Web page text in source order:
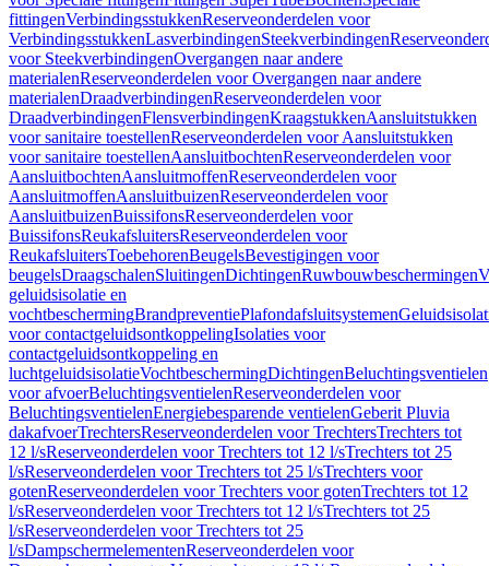
fittingenVerbindingsstukkenReserveonderdelen voor
VerbindingsstukkenLasverbindingenSteekverbindingen
voor SteekverbindingenOvergangen naar andere
materialenReserveonderdelen voor Overgangen naar andere
materialenDraadverbindingenReserveonderdelen voor
DraadverbindingenFlensverbindingenKraagstukkenAansluitstukken
voor sanitaire toestellenReserveonderdelen voor Aansluitstukken
voor sanitaire toestellenAansluitbochtenReserveonderdelen voor
AansluitbochtenAansluitmoffenReserveonderdelen voor
AansluitmoffenAansluitbuizenReserveonderdelen voor
AansluitbuizenBuissifonsReserveonderdelen voor
BuissifonsReukafsluitersReserveonderdelen voor
ReukafsluitersToebehorenBeugelsBevestigingen voor
beugelsDraagschalenSluitingenDichtingenRuwbouwbeschermingen
geluidsisolatie en
vochtbeschermingBrandpreventiePlafondafsluitsystemen
voor contactgeluidsontkoppelingIsolaties voor
contactgeluidsontkoppeling en
luchtgeluidsisolatieVochtbeschermingDichtingenBeluchtingsventielen
voor afvoerBeluchtingsventielenReserveonderdelen voor
BeluchtingsventielenEnergiebesparende ventielenGeberit Pluvia
dakafvoerTrechtersReserveonderdelen voor TrechtersTrechters tot
12 l/sReserveonderdelen voor Trechters tot 12 l/sTrechters tot 25
l/sReserveonderdelen voor Trechters tot 25 l/sTrechters voor
gotenReserveonderdelen voor Trechters voor gotenTrechters tot 12
l/sReserveonderdelen voor Trechters tot 12 l/sTrechters tot 25
l/sReserveonderdelen voor Trechters tot 25
l/sDampschermelementenReserveonderdelen voor